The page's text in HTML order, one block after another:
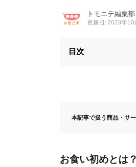
トモニテ編集部
更新日: 2023年10
目次
本記事で扱う商品・サ
お食い初めとは